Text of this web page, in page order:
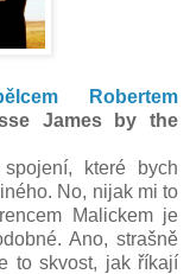
Robertem
James by the
které bych
No, nijak mi to
Malickem je
Ano, strašně
to skvost, jak říkají